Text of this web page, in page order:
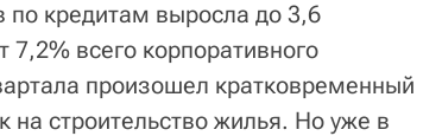
по кредитам выросла до 3,6
7,2% всего корпоративного
произошел кратковременный
строительство жилья. Но уже в